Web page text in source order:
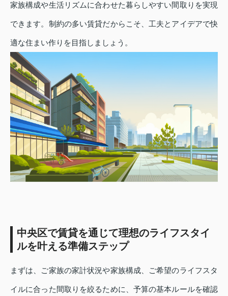
家族構成や生活リズムに合わせた暮らしやすい間取りを実現
できます。制約の多い賃貸だからこそ、工夫とアイデアで快
適な住まい作りを目指しましょう。
中央区で賃貸を通じて理想のライフスタイ
ルを叶える準備ステップ
まずは、ご家族の家計状況や家族構成、ご希望のライフスタ
イルに合った間取りを絞るために、予算の基本ルールを確認